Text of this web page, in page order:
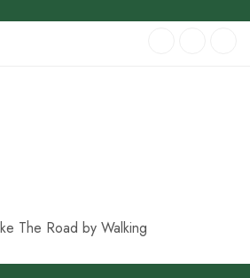
The Road by Walking